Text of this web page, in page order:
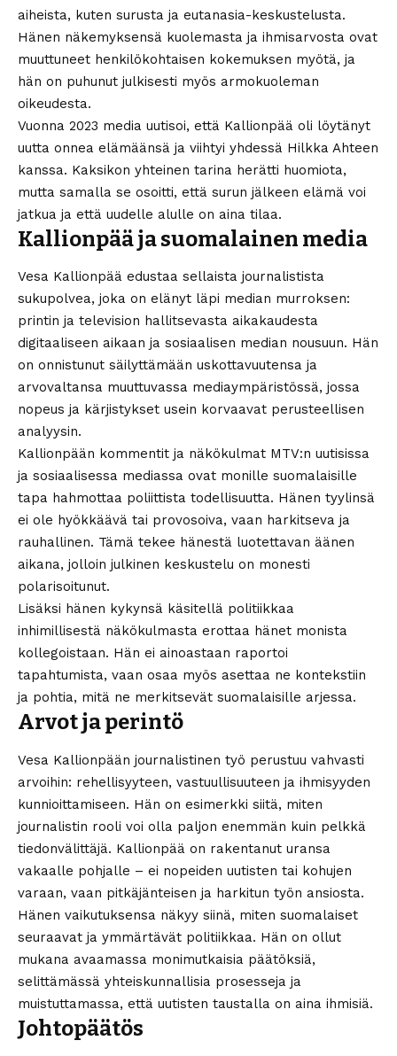
aiheista, kuten surusta ja eutanasia-keskustelusta.
Hänen näkemyksensä kuolemasta ja ihmisarvosta ovat
muuttuneet henkilökohtaisen kokemuksen myötä, ja
hän on puhunut julkisesti myös armokuoleman
oikeudesta.
Vuonna 2023 media uutisoi, että Kallionpää oli löytänyt
uutta onnea elämäänsä ja viihtyi yhdessä Hilkka Ahteen
kanssa. Kaksikon yhteinen tarina herätti huomiota,
mutta samalla se osoitti, että surun jälkeen elämä voi
jatkua ja että uudelle alulle on aina tilaa.
Kallionpää ja suomalainen media
Vesa Kallionpää edustaa sellaista journalistista
sukupolvea, joka on elänyt läpi median murroksen:
printin ja television hallitsevasta aikakaudesta
digitaaliseen aikaan ja sosiaalisen median nousuun. Hän
on onnistunut säilyttämään uskottavuutensa ja
arvovaltansa muuttuvassa mediaympäristössä, jossa
nopeus ja kärjistykset usein korvaavat perusteellisen
analyysin.
Kallionpään kommentit ja näkökulmat MTV:n uutisissa
ja sosiaalisessa mediassa ovat monille suomalaisille
tapa hahmottaa poliittista todellisuutta. Hänen tyylinsä
ei ole hyökkäävä tai provosoiva, vaan harkitseva ja
rauhallinen. Tämä tekee hänestä luotettavan äänen
aikana, jolloin julkinen keskustelu on monesti
polarisoitunut.
Lisäksi hänen kykynsä käsitellä politiikkaa
inhimillisestä näkökulmasta erottaa hänet monista
kollegoistaan. Hän ei ainoastaan raportoi
tapahtumista, vaan osaa myös asettaa ne kontekstiin
ja pohtia, mitä ne merkitsevät suomalaisille arjessa.
Arvot ja perintö
Vesa Kallionpään journalistinen työ perustuu vahvasti
arvoihin: rehellisyyteen, vastuullisuuteen ja ihmisyyden
kunnioittamiseen. Hän on esimerkki siitä, miten
journalistin rooli voi olla paljon enemmän kuin pelkkä
tiedonvälittäjä. Kallionpää on rakentanut uransa
vakaalle pohjalle – ei nopeiden uutisten tai kohujen
varaan, vaan pitkäjänteisen ja harkitun työn ansiosta.
Hänen vaikutuksensa näkyy siinä, miten suomalaiset
seuraavat ja ymmärtävät politiikkaa. Hän on ollut
mukana avaamassa monimutkaisia päätöksiä,
selittämässä yhteiskunnallisia prosesseja ja
muistuttamassa, että uutisten taustalla on aina ihmisiä.
Johtopäätös